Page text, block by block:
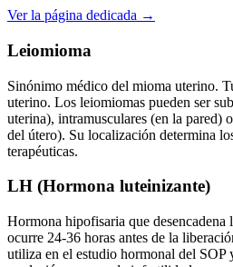
Ver la página dedicada →
Leiomioma
Sinónimo médico del mioma uterino.
uterino. Los leiomiomas pueden ser
uterina), intramusculares (en la pared)
del útero). Su localización determina
terapéuticas.
LH (Hormona luteinizante)
Hormona hipofisaria que
ocurre 24-36 horas antes de la
utiliza en el estudio hormonal del SOP